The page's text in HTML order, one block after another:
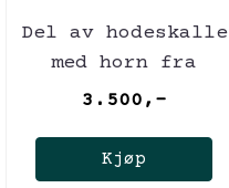
Del av hodeskalle
med horn fra
europeisk
3.500,-
Kjøp